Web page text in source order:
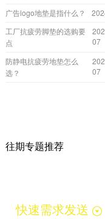
广告logo地垫是指什么？
工厂抗疲劳脚垫的选购要
点
07
防静电抗疲劳地垫怎么
选？
07
往期专题推荐
快速需求发送